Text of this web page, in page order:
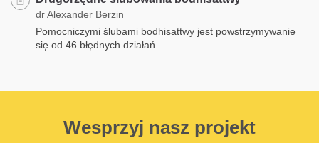
dr Alexander Berzin
Pomocniczymi ślubami bodhisattwy jest powstrzymywanie
się od 46 błędnych działań.
Wesprzyj nasz projekt